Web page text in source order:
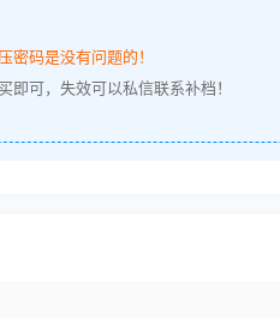
密码是没有问题的！
可，失效可以私信联系补档！